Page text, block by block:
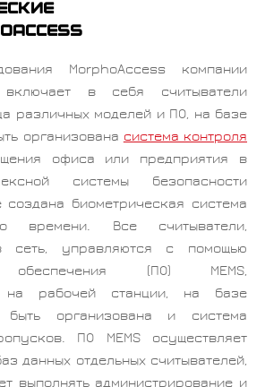
MorphoAccess компании
в себя считыватели
различных моделей и ПО, на базе
организована система контроля
офиса или предприятия в
системы безопасности
создана биометрическая система
времени. Все считыватели,
сеть, управляются с помощью
обеспечения (ПО) MEMS,
на рабочей станции, на базе
быть организована и система
ПО MEMS осуществляет
данных отдельных считывателей,
выполнять администрирование и